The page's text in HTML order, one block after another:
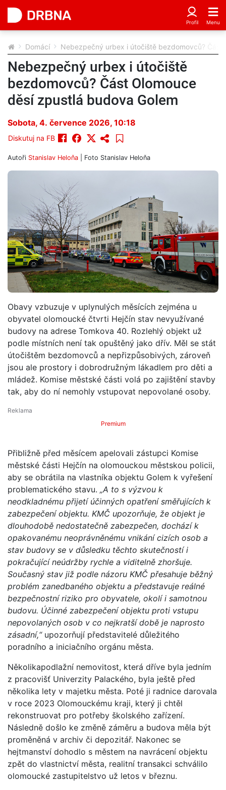
Domácí Nebezpečný urbex i útočiště bezdomovců? Část
Nebezpečný urbex i útočiště
bezdomovců? Část Olomouce
děsí zpustlá budova Golem
Sobota, 4. července 2026, 10:18
Diskutuj na FB
Autoři Stanislav Heloňa | Foto Stanislav Heloňa
Obavy vzbuzuje v uplynulých měsících zejména u
obyvatel olomoucké čtvrti Hejčín stav nevyužívané
budovy na adrese Tomkova 40. Rozlehlý objekt už
podle místních není tak opuštěný jako dřív. Měl se stát
útočištěm bezdomovců a nepřizpůsobivých, zároveň
jsou ale prostory i dobrodružným lákadlem pro děti a
mládež. Komise městské části volá po zajištění stavby
tak, aby do ní nemohly vstupovat nepovolané osoby.
Premium
Přibližně před měsícem apelovali zástupci Komise
městské části Hejčín na olomouckou městskou policii,
aby se obrátila na vlastníka objektu Golem k vyřešení
problematického stavu. „A to s výzvou k
neodkladnému přijetí účinných opatření směřujících k
zabezpečení objektu. KMČ upozorňuje, že objekt je
dlouhodobě nedostatečně zabezpečen, dochází k
opakovanému neoprávněnému vnikání cizích osob a
stav budovy se v důsledku těchto skutečností i
pokračující neúdržby rychle a viditelně zhoršuje.
Současný stav již podle názoru KMČ přesahuje běžný
problém zanedbaného objektu a představuje reálné
bezpečnostní riziko pro obyvatele, okolí i samotnou
budovu. Účinné zabezpečení objektu proti vstupu
nepovolaných osob v co nejkratší době je naprosto
zásadní,“upozorňují představitelé důležitého
poradního a iniciačního orgánu města.
Několikapodlažní nemovitost, která dříve byla jedním
z pracovišť Univerzity Palackého, byla ještě před
několika lety v majetku města. Poté ji radnice darovala
v roce 2023 Olomouckému kraji, který ji chtěl
rekonstruovat pro potřeby školského zařízení.
Následně došlo ke změně záměru a budova měla být
proměněná v archiv či depozitář. Nakonec se
hejtmanství dohodlo s městem na navrácení objektu
zpět do vlastnictví města, realitní transakci schválilo
olomoucké zastupitelstvo už letos v březnu.